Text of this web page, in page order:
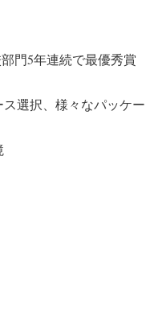
門5年連続で最優秀賞
選択、様々なパッケー